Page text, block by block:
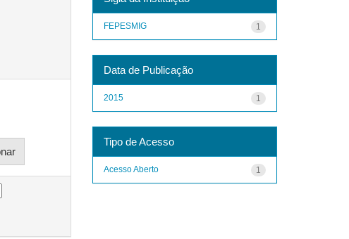
1
FEPESMIG
Data de Publicação
1
2015
Tipo de Acesso
1
Acesso Aberto